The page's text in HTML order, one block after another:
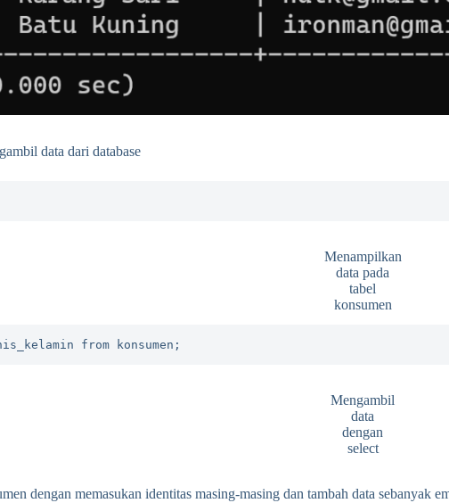
data dari database
Menampilkan
data pada
tabel
konsumen
from konsumen;
Mengambil
data
dengan
select
dengan memasukan identitas masing-masing dan tambah data sebanyak